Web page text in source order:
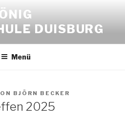
DUISBURG
Menü
BJÖRN BECKER
2025